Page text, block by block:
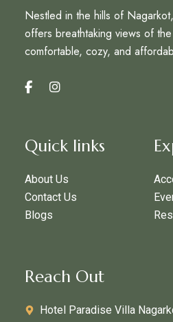
Nestled in the hills of
offers breathtaking views of
comfortable, cozy, and
Quick links
About Us
Contact Us
Blogs
Reach Out
Hotel Paradise Villa